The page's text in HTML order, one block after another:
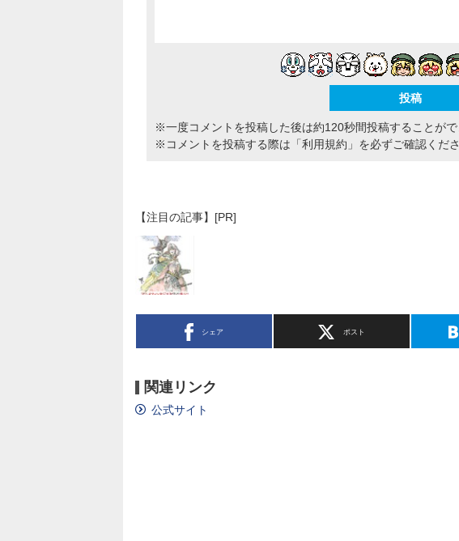
※一度コメントを投稿した後は約120秒間投稿することが
※コメントを投稿する際は 「利用規約」 を必ずご確認くだ
【注目の記事】[PR]
シェア ポスト
関連リンク
公式サイト